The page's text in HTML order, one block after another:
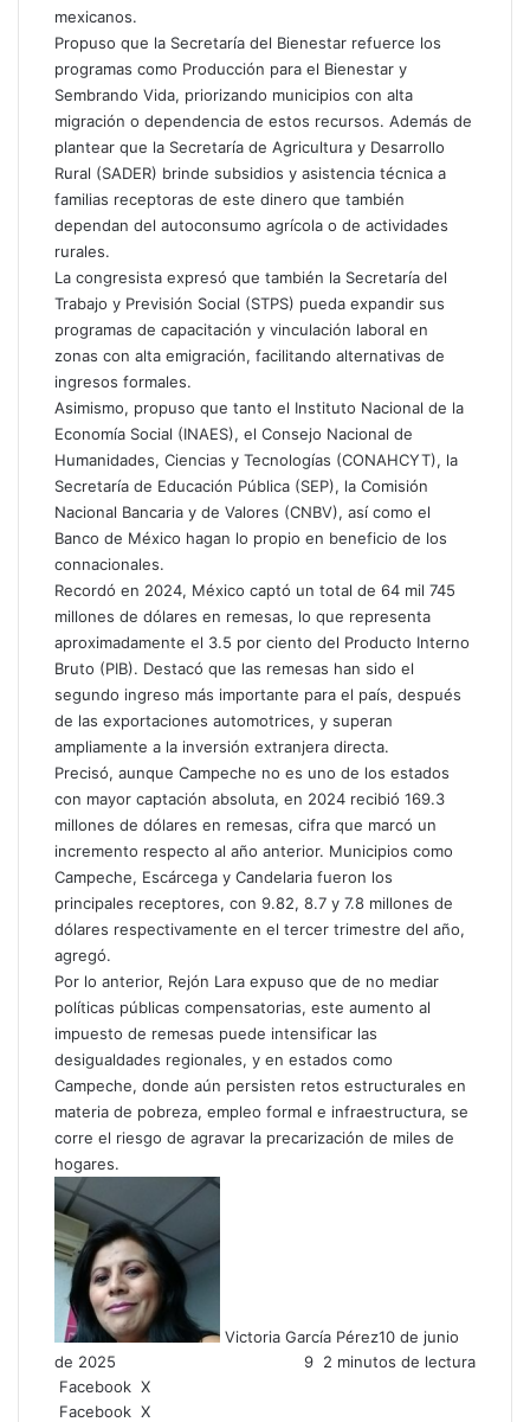
mexicanos.
Propuso que la Secretaría del Bienestar refuerce los
programas como Producción para el Bienestar y
Sembrando Vida, priorizando municipios con alta
migración o dependencia de estos recursos. Además de
plantear que la Secretaría de Agricultura y Desarrollo
Rural (SADER) brinde subsidios y asistencia técnica a
familias receptoras de este dinero que también
dependan del autoconsumo agrícola o de actividades
rurales.
La congresista expresó que también la Secretaría del
Trabajo y Previsión Social (STPS) pueda expandir sus
programas de capacitación y vinculación laboral en
zonas con alta emigración, facilitando alternativas de
ingresos formales.
Asimismo, propuso que tanto el Instituto Nacional de la
Economía Social (INAES), el Consejo Nacional de
Humanidades, Ciencias y Tecnologías (CONAHCYT), la
Secretaría de Educación Pública (SEP), la Comisión
Nacional Bancaria y de Valores (CNBV), así como el
Banco de México hagan lo propio en beneficio de los
connacionales.
Recordó en 2024, México captó un total de 64 mil 745
millones de dólares en remesas, lo que representa
aproximadamente el 3.5 por ciento del Producto Interno
Bruto (PIB). Destacó que las remesas han sido el
segundo ingreso más importante para el país, después
de las exportaciones automotrices, y superan
ampliamente a la inversión extranjera directa.
Precisó, aunque Campeche no es uno de los estados
con mayor captación absoluta, en 2024 recibió 169.3
millones de dólares en remesas, cifra que marcó un
incremento respecto al año anterior. Municipios como
Campeche, Escárcega y Candelaria fueron los
principales receptores, con 9.82, 8.7 y 7.8 millones de
dólares respectivamente en el tercer trimestre del año,
agregó.
Por lo anterior, Rejón Lara expuso que de no mediar
políticas públicas compensatorias, este aumento al
impuesto de remesas puede intensificar las
desigualdades regionales, y en estados como
Campeche, donde aún persisten retos estructurales en
materia de pobreza, empleo formal e infraestructura, se
corre el riesgo de agravar la precarización de miles de
hogares.
Victoria García Pérez10 de junio
de 2025
9 2 minutos de lectura
Facebook X
Facebook X